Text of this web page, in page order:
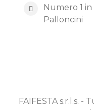
Numero 1
Palloncini
FAIFESTA s.r.l.s. -